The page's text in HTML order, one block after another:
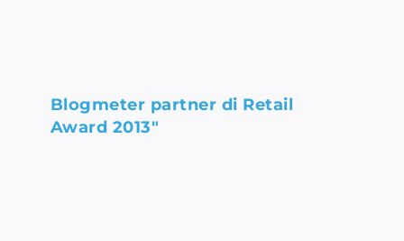
Blogmeter partner di Retail
Award 2013″